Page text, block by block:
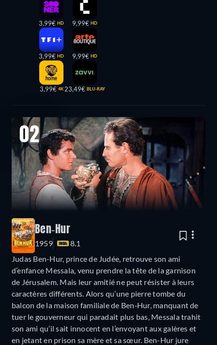
3,99€ HD
3,99€ HD
3,99€ 4K
9,99€ HD
9,99€ HD
23,49€ BLU-RAY
02
Ben-Hur
1959
8.1
Judas Ben-Hur, prince de Judée, retrouve son ami
d’enfance Messala, venu prendre la tête de la garnison
de Jérusalem. Mais leur amitié ne peut résister à leurs
caractères différents. Alors qu’une pierre tombe du
balcon de la maison familiale de Ben‐Hur, manquant de
tuer le gouverneur qui paradait plus bas, Messala trahit
son ami qu’il sait innocent en l’envoyant aux galères et
en jetant en prison sa mère et sa sœur. Ben-Hur jure